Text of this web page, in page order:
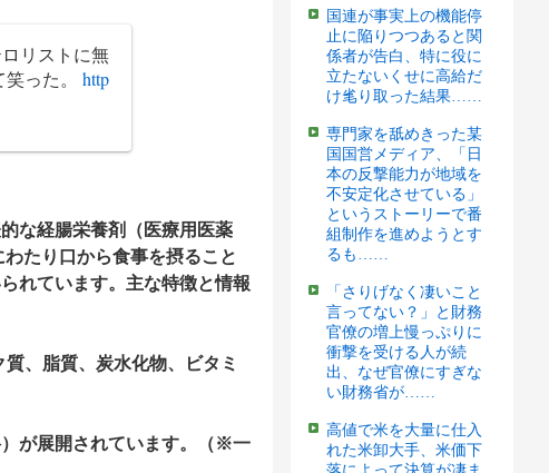
リストに無
った。 http
な経腸栄養剤（医療用医薬
たり口から食事を摂ること
れています。主な特徴と情報
、脂質、炭水化物、ビタミ
が展開されています。（※一
国連が事実上の機能停
止に陥りつつあると関
係者が告白、特に役に
立たないくせに高給だ
け毟り取った結果……
専門家を舐めきった某
国国営メディア、「日
本の反撃能力が地域を
不安定化させている」
というストーリーで番
組制作を進めようとす
るも……
「さりげなく凄いこと
言ってない？」と財務
官僚の増上慢っぷりに
衝撃を受ける人が続
出、なぜ官僚にすぎな
い財務省が……
高値で米を大量に仕入
れた米卸大手、米価下